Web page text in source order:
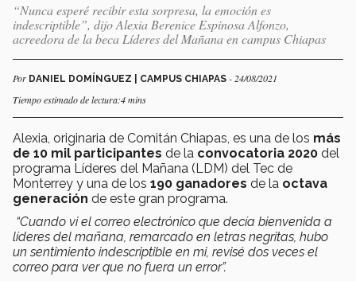
“Nunca esperé recibir esta sorpresa, la emoción es
indescriptible”, dijo Alexia Berenice Espinosa Alfonzo,
acreedora de la beca Líderes del Mañana en campus Chiapas
Por DANIEL DOMÍNGUEZ | CAMPUS CHIAPAS - 24/08/2021
Tiempo estimado de lectura:4 mins
Alexia, originaria de Comitán Chiapas, es una de los más
de 10 mil participantes de la convocatoria 2020 del
programa Líderes del Mañana (LDM) del Tec de
Monterrey y una de los 190 ganadores de la octava
generación de este gran programa.
“Cuando vi el correo electrónico que decía bienvenida a
líderes del mañana, remarcado en letras negritas, hubo
un sentimiento indescriptible en mi, revisé dos veces el
correo para ver que no fuera un error”.